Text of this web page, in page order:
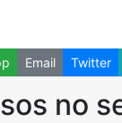
Email Twitter
no